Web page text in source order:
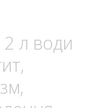
2 л води